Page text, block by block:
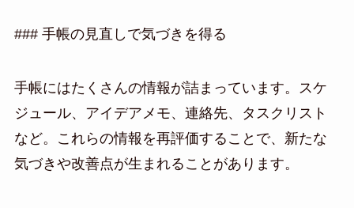
### 手帳の見直しで気づきを得る
手帳にはたくさんの情報が詰まっています。スケ
ジュール、アイデアメモ、連絡先、タスクリスト
など。これらの情報を再評価することで、新たな
気づきや改善点が生まれることがあります。